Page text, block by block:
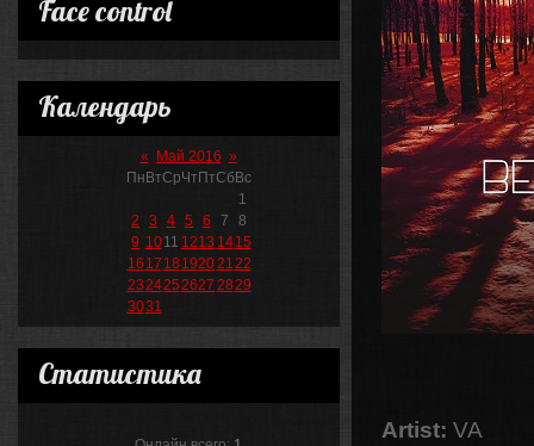
Face control
Календарь
« Май 2016 »
Пн ВтСрЧт ПтСбВс
1
2
3 4 5 6 7
8
9 1011 1213 1415
16 17 18 19202122
2324252627 2829
3031
Статистика
Artist: VA